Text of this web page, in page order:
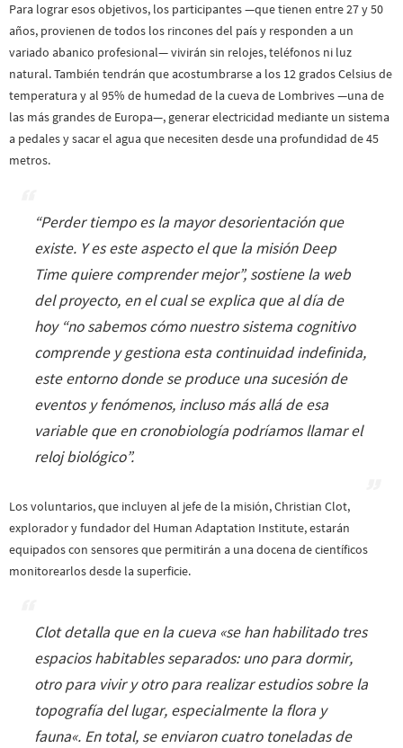
Para lograr esos objetivos, los participantes —que tienen entre 27 y 50
años, provienen de todos los rincones del país y responden a un
variado abanico profesional— vivirán sin relojes, teléfonos ni luz
natural. También tendrán que acostumbrarse a los 12 grados Celsius de
temperatura y al 95% de humedad de la cueva de Lombrives —una de
las más grandes de Europa—, generar electricidad mediante un sistema
a pedales y sacar el agua que necesiten desde una profundidad de 45
metros.
“Perder tiempo es la mayor desorientación que
existe. Y es este aspecto el que la misión Deep
Time quiere comprender mejor”, sostiene la web
del proyecto, en el cual se explica que al día de
hoy “no sabemos cómo nuestro sistema cognitivo
comprende y gestiona esta continuidad indefinida,
este entorno donde se produce una sucesión de
eventos y fenómenos, incluso más allá de esa
variable que en cronobiología podríamos llamar el
reloj biológico”.
Los voluntarios, que incluyen al jefe de la misión, Christian Clot,
explorador y fundador del Human Adaptation Institute, estarán
equipados con sensores que permitirán a una docena de científicos
monitorearlos desde la superficie.
Clot detalla que en la cueva «se han habilitado tres
espacios habitables separados: uno para dormir,
otro para vivir y otro para realizar estudios sobre la
topografía del lugar, especialmente la flora y
fauna«. En total, se enviaron cuatro toneladas de